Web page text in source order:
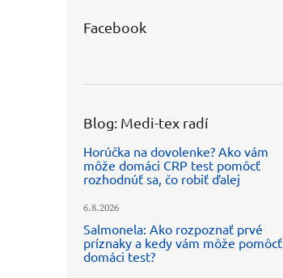
Facebook
Blog: Medi-tex radí
Horúčka na dovolenke? Ako vám
môže domáci CRP test pomôcť
rozhodnúť sa, čo robiť ďalej
6.8.2026
Salmonela: Ako rozpoznať prvé
príznaky a kedy vám môže pomôcť
domáci test?